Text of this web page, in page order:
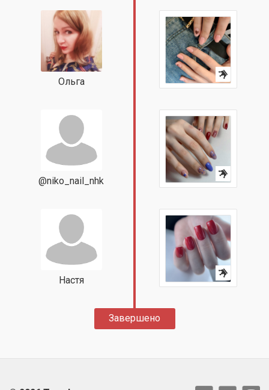
Ольга
@niko_nail_nhk
Настя
Завершено